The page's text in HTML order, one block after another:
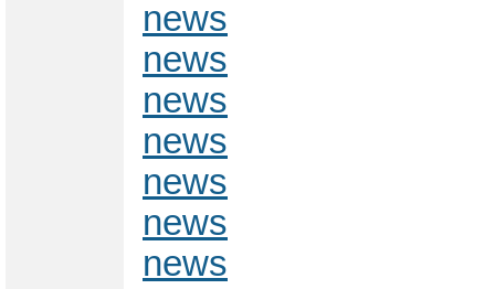
news
news
news
news
news
news
news